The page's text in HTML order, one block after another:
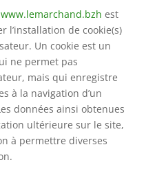
www.lemarchand.bzh est
l’installation de cookie(s)
Un cookie est un
ne permet pas
mais qui enregistre
à la navigation d’un
données ainsi obtenues
ultérieure sur le site,
à permettre diverses